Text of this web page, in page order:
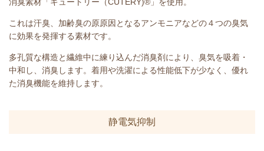
消臭素材「キュートリー（CUTERY)®」を使用。
これは汗臭、加齢臭の原原因となるアンモニアなどの４つの臭気
に効果を発揮する素材です。
多孔質な構造と繊維中に練り込んだ消臭剤により、臭気を吸着・
中和し、消臭します。着用や洗濯による性能低下が少なく、優れ
た消臭機能を維持します。
静電気抑制